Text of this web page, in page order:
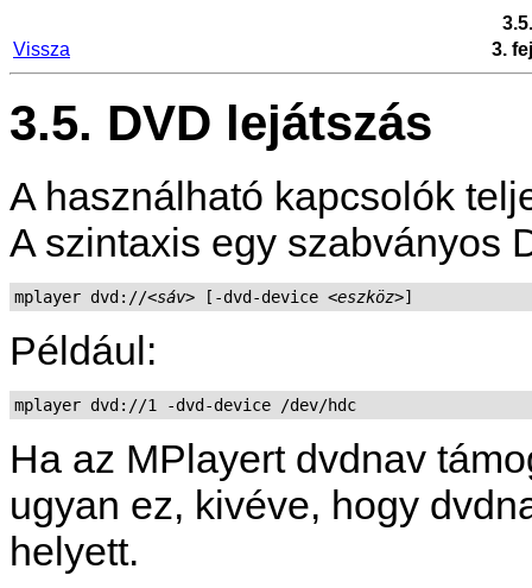
Vissza
3.
3.5. DVD lejátszás
A használható kapcsolók
A szintaxis egy szabványos
mplayer dvd://<sáv> [-dvd-device <eszköz>
Például:
mplayer dvd://1 -dvd-device /dev/hdc
Ha az MPlayert dvdnav
ugyan ez, kivéve, hogy
helyett.